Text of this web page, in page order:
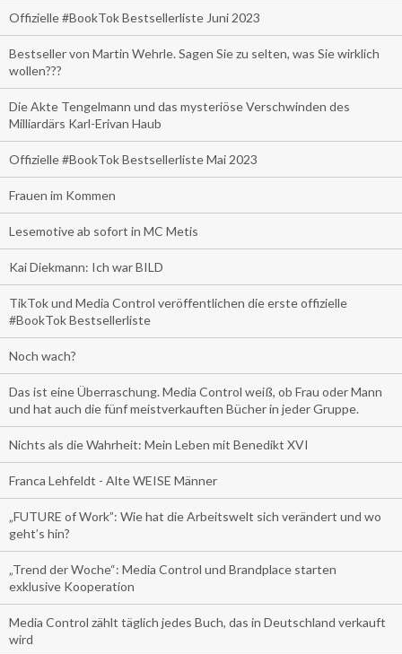
Offizielle #BookTok Bestsellerliste Juni 2023
Bestseller von Martin Wehrle. Sagen Sie zu selten, was Sie wirklich
wollen???
Die Akte Tengelmann und das mysteriöse Verschwinden des
Milliardärs Karl-Erivan Haub
Offizielle #BookTok Bestsellerliste Mai 2023
Frauen im Kommen
Lesemotive ab sofort in MC Metis
Kai Diekmann: Ich war BILD
TikTok und Media Control veröffentlichen die erste offizielle
#BookTok Bestsellerliste
Noch wach?
Das ist eine Überraschung. Media Control weiß, ob Frau oder Mann
und hat auch die fünf meistverkauften Bücher in jeder Gruppe.
Nichts als die Wahrheit: Mein Leben mit Benedikt XVI
Franca Lehfeldt - Alte WEISE Männer
„FUTURE of Work”: Wie hat die Arbeitswelt sich verändert und wo
geht’s hin?
„Trend der Woche“: Media Control und Brandplace starten
exklusive Kooperation
Media Control zählt täglich jedes Buch, das in Deutschland verkauft
wird